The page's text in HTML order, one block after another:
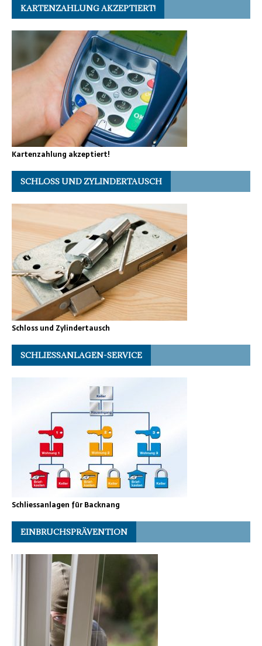
KARTENZAHLUNG AKZEPTIERT!
Kartenzahlung akzeptiert!
SCHLOSS UND ZYLINDERTAUSCH
Schloss und Zylindertausch
SCHLIESSANLAGEN-SERVICE
Schliessanlagen für Backnang
EINBRUCHSPRÄVENTION